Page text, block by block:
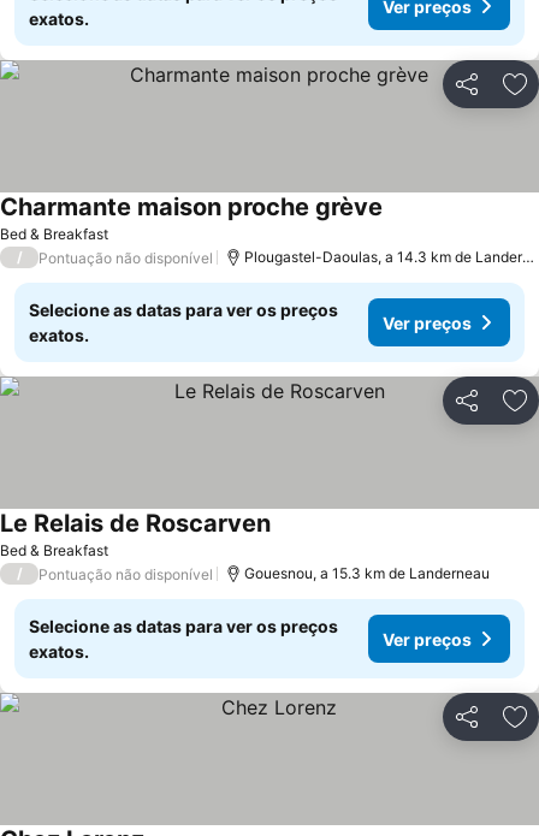
exatos.
Ver preços
Partilhar
Bed & Breakfast
Charmante maison proche grève
/ Pontuação não disponível Plougastel-Daoulas, a 14.3 km de
Selecione as datas para ver os preços
exatos.
Ver preços
Partilhar
Bed & Breakfast
Le Relais de RoscarvenVer preços
/ Pontuação não disponível Gouesnou, a 15.3 km de Landerneau
Selecione as datas para ver os preços
exatos.
Ver preços
Partilhar